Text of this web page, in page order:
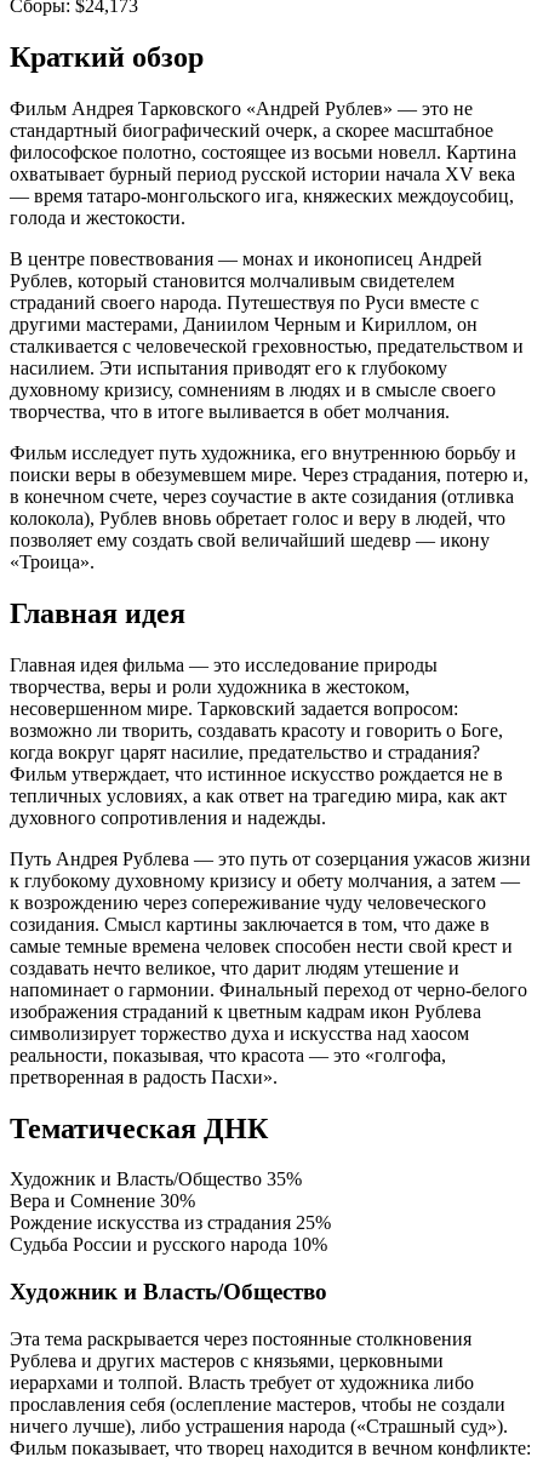
Сборы: $24,173
Краткий обзор
Фильм Андрея Тарковского «Андрей Рублев» — это не
стандартный биографический очерк, а скорее масштабное
философское полотно, состоящее из восьми новелл. Картина
охватывает бурный период русской истории начала XV века
— время татаро-монгольского ига, княжеских междоусобиц,
голода и жестокости.
В центре повествования — монах и иконописец Андрей
Рублев, который становится молчаливым свидетелем
страданий своего народа. Путешествуя по Руси вместе с
другими мастерами, Даниилом Черным и Кириллом, он
сталкивается с человеческой греховностью, предательством и
насилием. Эти испытания приводят его к глубокому
духовному кризису, сомнениям в людях и в смысле своего
творчества, что в итоге выливается в обет молчания.
Фильм исследует путь художника, его внутреннюю борьбу и
поиски веры в обезумевшем мире. Через страдания, потерю и,
в конечном счете, через соучастие в акте созидания (отливка
колокола), Рублев вновь обретает голос и веру в людей, что
позволяет ему создать свой величайший шедевр — икону
«Троица».
Главная идея
Главная идея фильма — это исследование природы
творчества, веры и роли художника в жестоком,
несовершенном мире. Тарковский задается вопросом:
возможно ли творить, создавать красоту и говорить о Боге,
когда вокруг царят насилие, предательство и страдания?
Фильм утверждает, что истинное искусство рождается не в
тепличных условиях, а как ответ на трагедию мира, как акт
духовного сопротивления и надежды.
Путь Андрея Рублева — это путь от созерцания ужасов жизни
к глубокому духовному кризису и обету молчания, а затем —
к возрождению через сопереживание чуду человеческого
созидания. Смысл картины заключается в том, что даже в
самые темные времена человек способен нести свой крест и
создавать нечто великое, что дарит людям утешение и
напоминает о гармонии. Финальный переход от черно-белого
изображения страданий к цветным кадрам икон Рублева
символизирует торжество духа и искусства над хаосом
реальности, показывая, что красота — это «голгофа,
претворенная в радость Пасхи».
Тематическая ДНК
Художник и Власть/Общество 35%
Вера и Сомнение 30%
Рождение искусства из страдания 25%
Судьба России и русского народа 10%
Художник и Власть/Общество
Эта тема раскрывается через постоянные столкновения
Рублева и других мастеров с князьями, церковными
иерархами и толпой. Власть требует от художника либо
прославления себя (ослепление мастеров, чтобы не создали
ничего лучше), либо устрашения народа («Страшный суд»).
Фильм показывает, что творец находится в вечном конфликте: